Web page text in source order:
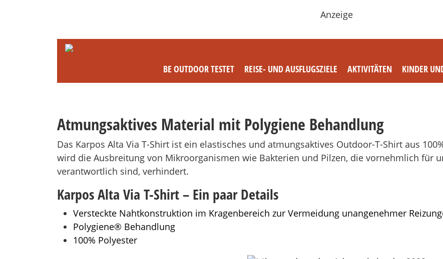
Anzeige
BE OUTDOOR TESTET REISE- UND AUSFLUGSZIELE AKTIVITÄTEN KINDER
Atmungsaktives Material mit Polygiene Behandlung
Das Karpos Alta Via T-Shirt ist ein elastisches und atmungsaktives Outdoor-T-Shirt aus
wird die Ausbreitung von Mikroorganismen wie Bakterien und Pilzen, die vornehmlich für
verantwortlich sind, verhindert.
Karpos Alta Via T-Shirt – Ein paar Details
Versteckte Nahtkonstruktion im Kragenbereich zur Vermeidung unangenehmer
Polygiene® Behandlung
100% Polyester